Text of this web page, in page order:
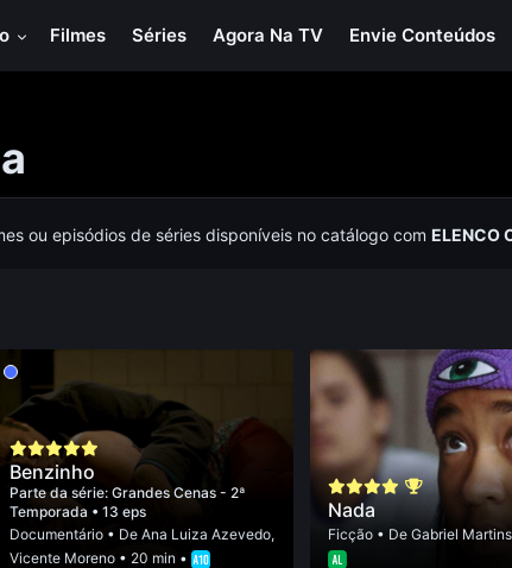
Filmes Séries Agora Na TV Envie Conteúdos
ou episódios de séries disponíveis no catálogo comELENCO
Benzinho
Parte da série: Grandes Cenas - 2ª
Temporada • 13 eps
Documentário• De Ana Luiza Azevedo,
Vicente Moreno• 20 min •
Nada
Ficção • DeGabriel Martins